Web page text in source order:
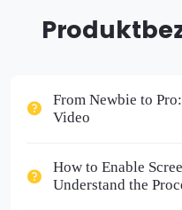
From Newbie to
Video
How to Enable
Understand the